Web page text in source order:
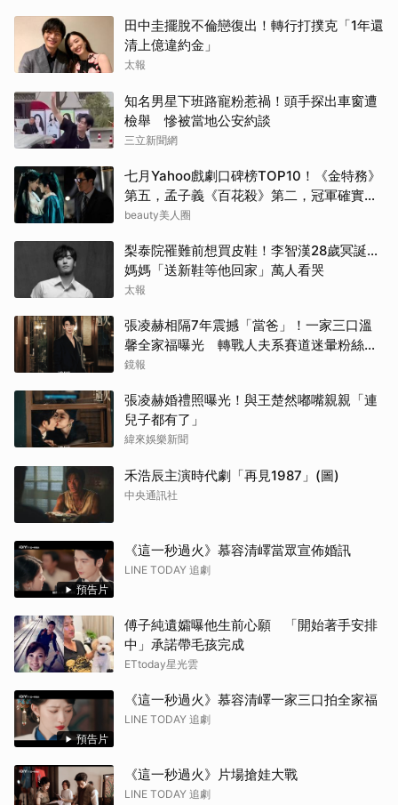
田中圭擺脫不倫戀復出！轉行打撲克「1年還
清上億違約金」
太報
知名男星下班路寵粉惹禍！頭手探出車窗遭
檢舉 慘被當地公安約談
三立新聞網
七月Yahoo戲劇口碑榜TOP10！《金特務》
第五，孟子義《百花殺》第二，冠軍確實
紅！
beauty美人圈
梨泰院罹難前想買皮鞋！李智漢28歲冥誕…
媽媽「送新鞋等他回家」萬人看哭
太報
張凌赫相隔7年震撼「當爸」！一家三口溫
馨全家福曝光 轉戰人夫系賽道迷暈粉絲嗨
喊：直接結婚
鏡報
張凌赫婚禮照曝光！與王楚然嘟嘴親親「連
兒子都有了」
緯來娛樂新聞
禾浩辰主演時代劇「再見1987」(圖)
中央通訊社
預告片
《這一秒過火》慕容清嶧當眾宣佈婚訊
LINE TODAY 追劇
傅子純遺孀曝他生前心願 「開始著手安排
中」承諾帶毛孩完成
ETtoday星光雲
預告片
《這一秒過火》慕容清嶧一家三口拍全家福
LINE TODAY 追劇
《這一秒過火》片場搶娃大戰
LINE TODAY 追劇